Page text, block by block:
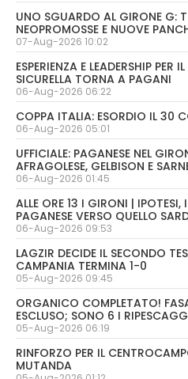
UNO SGUARDO AL GIRONE G:
NEOPROMOSSE E NUOVE
07-Aug-2026 10:02
ESPERIENZA E LEADERSHIP PER
SICURELLA TORNA A PAGANI
06-Aug-2026 06:22
COPPA ITALIA: ESORDIO IL 30
06-Aug-2026 05:01
UFFICIALE: PAGANESE NEL
AFRAGOLESE, GELBISON E
06-Aug-2026 01:45
ALLE ORE 13 I GIRONI |
PAGANESE VERSO QUELLO
06-Aug-2026 09:53
LAGZIR DECIDE IL SECONDO
CAMPANIA TERMINA 1-0
05-Aug-2026 09:45
ORGANICO COMPLETATO!
ESCLUSO; SONO 6 I
05-Aug-2026 06:19
RINFORZO PER IL
MUTANDA